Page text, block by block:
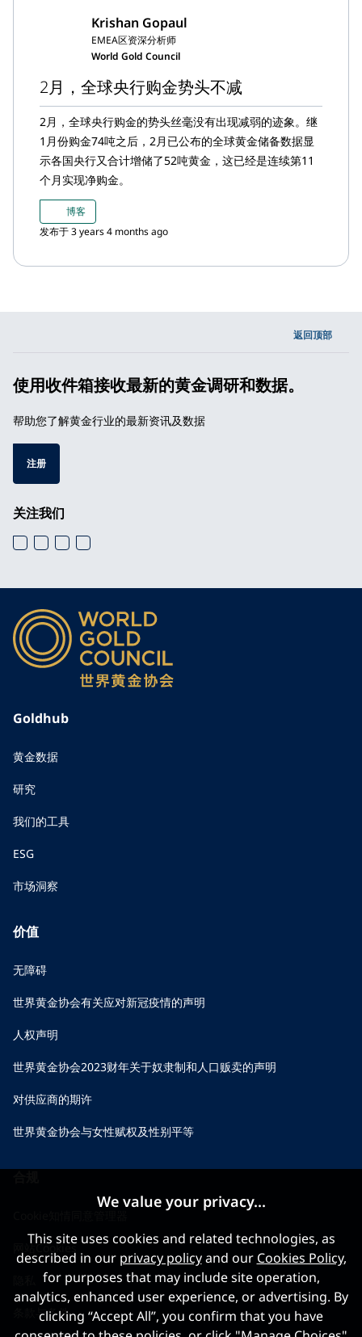
Krishan Gopaul
EMEA区资深分析师
World Gold Council
2月，全球央行购金势头不减
2月，全球央行购金的势头丝毫没有出现减弱的迹象。继
1月份购金74吨之后，2月已公布的全球黄金储备数据显
示各国央行又合计增储了52吨黄金，这已经是连续第11
个月实现净购金。
博客
发布于 3 years 4 months ago
返回顶部
使用收件箱接收最新的黄金调研和数据。
帮助您了解黄金行业的最新资讯及数据
注册
关注我们
Goldhub
黄金数据
研究
我们的工具
ESG
市场洞察
价值
无障碍
世界黄金协会有关应对新冠疫情的声明
人权声明
世界黄金协会2023财年关于奴隶制和人口贩卖的声明
对供应商的期许
世界黄金协会与女性赋权及性别平等
网站Cookies
条款与条件
We value your privacy...
This site uses cookies and related technologies, as
described in our privacy policyand our Cookies Policy,
for purposes that may include site operation,
analytics, enhanced user experience, or advertising. By
clicking “Accept All”, you confirm that you have